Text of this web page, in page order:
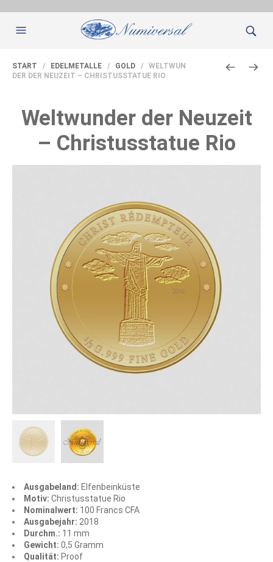
START / EDELMETALLE / GOLD / WELTWUN
DER DER NEUZEIT – CHRISTUSSTATUE RIO
Weltwunder der Neuzeit
– Christusstatue Rio
Ausgabeland: Elfenbeinküste
Motiv: Christusstatue Rio
Nominalwert: 100 Francs CFA
Ausgabejahr: 2018
Durchm.: 11 mm
Gewicht: 0,5 Gramm
Qualität: Proof